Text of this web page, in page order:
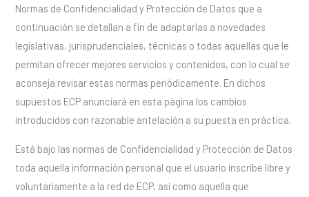
Normas de Confidencialidad y Protección de Datos que a
continuación se detallan a fin de adaptarlas a novedades
legislativas, jurisprudenciales, técnicas o todas aquellas que le
permitan ofrecer mejores servicios y contenidos, con lo cual se
aconseja revisar estas normas periódicamente. En dichos
supuestos ECP anunciará en esta página los cambios
introducidos con razonable antelación a su puesta en práctica.
Está bajo las normas de Confidencialidad y Protección de Datos
toda aquella información personal que el usuario inscribe libre y
voluntariamente a la red de ECP, así como aquella que